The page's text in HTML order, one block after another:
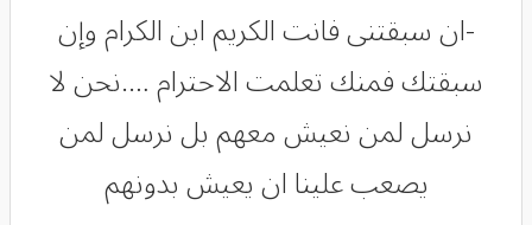
-ان سبقتنى فانت الكريم ابن الكرام وإن
سبقتك فمنك تعلمت الاحترام ….نحن لا
نرسل لمن نعيش معهم بل نرسل لمن
يصعب علينا ان يعيش بدونهم